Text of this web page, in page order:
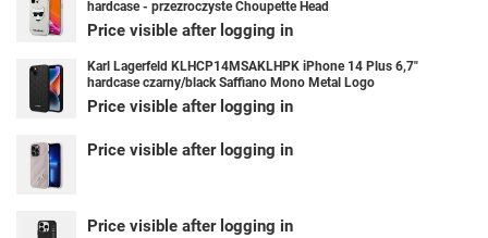
hardcase - przezroczyste Choupette Head
Price visible after logging in
Karl Lagerfeld KLHCP14MSAKLHPK iPhone 14 Plus 6,7"
hardcase czarny/black Saffiano Mono Metal Logo
Price visible after logging in
Price visible after logging in
Price visible after logging in